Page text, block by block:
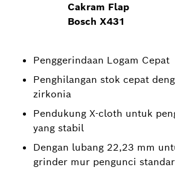
Cakram Flap
Bosch X431
Penggerindaan Logam Cepat
Penghilangan stok cepat
zirkonia
Pendukung X-cloth untuk
yang stabil
Dengan lubang 22,23 mm
grinder mur pengunci standar